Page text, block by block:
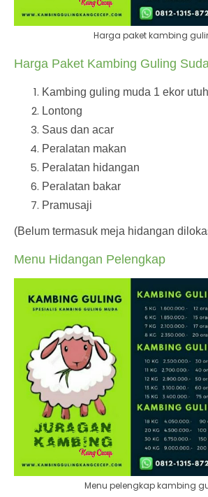
Harga paket kambing
Harga Paket Kambing Guling
Kambing guling muda 1 ekor utuh
Lontong
Saus dan acar
Peralatan makan
Peralatan hidangan
Peralatan bakar
Pramusaji
(Belum termasuk meja hidangan
Menu Hidangan Pelengkap
Menu pelengkap kambing